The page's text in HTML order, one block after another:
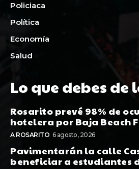
Policiaca
Política
Economía
Salud
Lo que debes de
Rosarito prevé 98% de
hotelera por Baja Beach
A ROSARITO 6 agosto, 2026
Pavimentarán la calle
beneficiar a estudiantes